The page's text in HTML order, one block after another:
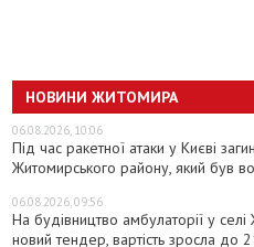
НОВИНИ ЖИТОМИРА
06.08.2026, 10:06
Під час ракетної атаки у Києві
Житомирського району, який був
06.08.2026, 09:56
На будівництво амбулаторії у
новий тендер, вартість зросла до